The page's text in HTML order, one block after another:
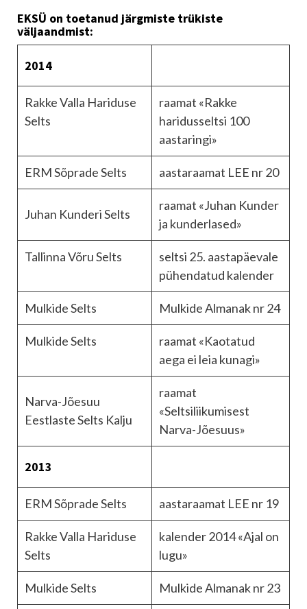
EKSÜ on toetanud järgmiste trükiste
väljaandmist:
2014
Rakke Valla Hariduse
Selts
raamat «Rakke
haridusseltsi 100
aastaringi»
ERM Sõprade Selts aastaraamat LEE nr 20
Juhan Kunderi Selts
raamat «Juhan Kunder
ja kunderlased»
Tallinna Võru Selts
seltsi 25. aastapäevale
pühendatud kalender
Mulkide Selts Mulkide Almanak nr 24
Mulkide Selts
raamat «Kaotatud
aega ei leia kunagi»
Narva-Jõesuu
Eestlaste Selts Kalju
raamat
«Seltsiliikumisest
Narva-Jõesuus»
2013
ERM Sõprade Selts aastaraamat LEE nr 19
Rakke Valla Hariduse
Selts
kalender 2014 «Ajal on
lugu»
Mulkide Selts Mulkide Almanak nr 23